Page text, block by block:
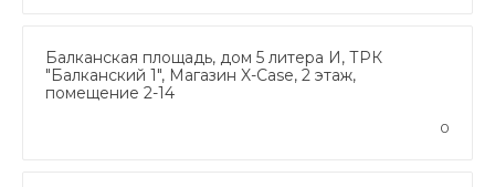
Балканская площадь, дом 5 литера И, ТРК
"Балканский 1", Магазин X-Case, 2 этаж,
помещение 2-14
0